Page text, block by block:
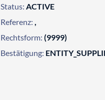
Status: ACTIVE
Referenz: ,
Rechtsform: (9999)
Bestätigung: